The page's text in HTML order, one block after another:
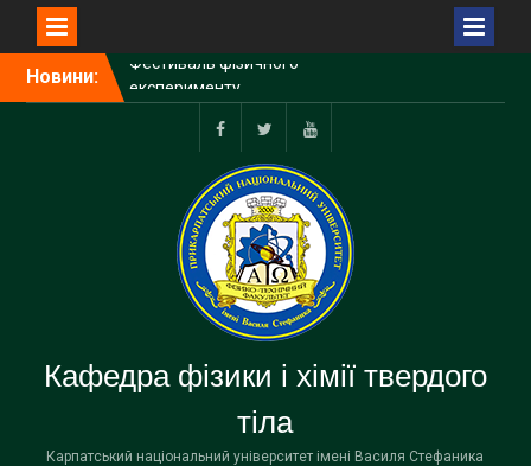
Новини:
експерименту
Студенти кафедри взяли
участь в проекті
UNIVERSEH 2.0-Extended
for Ukraine
Вітаємо з Різдвом
Христовим та Новим
Роком!!!
FecebookTwitter Youtube
Кафедра фізики і хімії твердого
тіла
Карпатський національний університет імені Василя Стефаника